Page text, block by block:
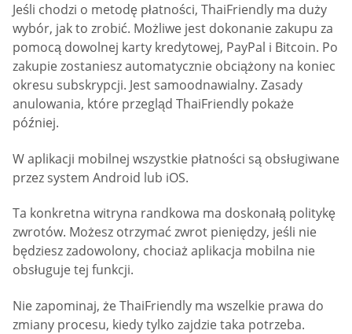
Jeśli chodzi o metodę płatności, ThaiFriendly ma duży
wybór, jak to zrobić. Możliwe jest dokonanie zakupu za
pomocą dowolnej karty kredytowej, PayPal i Bitcoin. Po
zakupie zostaniesz automatycznie obciążony na koniec
okresu subskrypcji. Jest samoodnawialny. Zasady
anulowania, które przegląd ThaiFriendly pokaże
później.
W aplikacji mobilnej wszystkie płatności są obsługiwane
przez system Android lub iOS.
Ta konkretna witryna randkowa ma doskonałą politykę
zwrotów. Możesz otrzymać zwrot pieniędzy, jeśli nie
będziesz zadowolony, chociaż aplikacja mobilna nie
obsługuje tej funkcji.
Nie zapominaj, że ThaiFriendly ma wszelkie prawa do
zmiany procesu, kiedy tylko zajdzie taka potrzeba.